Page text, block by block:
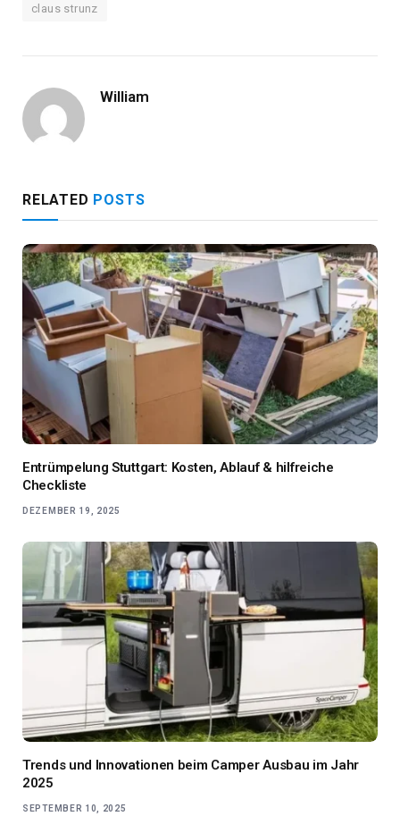
claus strunz
William
RELATED POSTS
Entrümpelung Stuttgart: Kosten, Ablauf & hilfreiche
Checkliste
DEZEMBER 19, 2025
Trends und Innovationen beim Camper Ausbau im Jahr
2025
SEPTEMBER 10, 2025